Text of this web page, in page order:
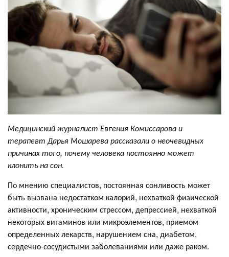
Медицинский журналист Евгения Комиссарова и
терапевт Дарья Мошарева рассказали о неочевидных
причинах того, почему человека постоянно может
клонить на сон.
По мнению специалистов, постоянная сонливость может
быть вызвана недостатком калорий, нехваткой физической
активности, хроническим стрессом, депрессией, нехваткой
некоторых витаминов или микроэлементов, приемом
определенных лекарств, нарушением сна, диабетом,
сердечно-сосудистыми заболеваниями или даже раком.